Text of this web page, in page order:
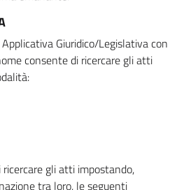
Giuridico/Legislativa con
consente di ricercare gli atti
gli atti impostando,
tra loro, le seguenti